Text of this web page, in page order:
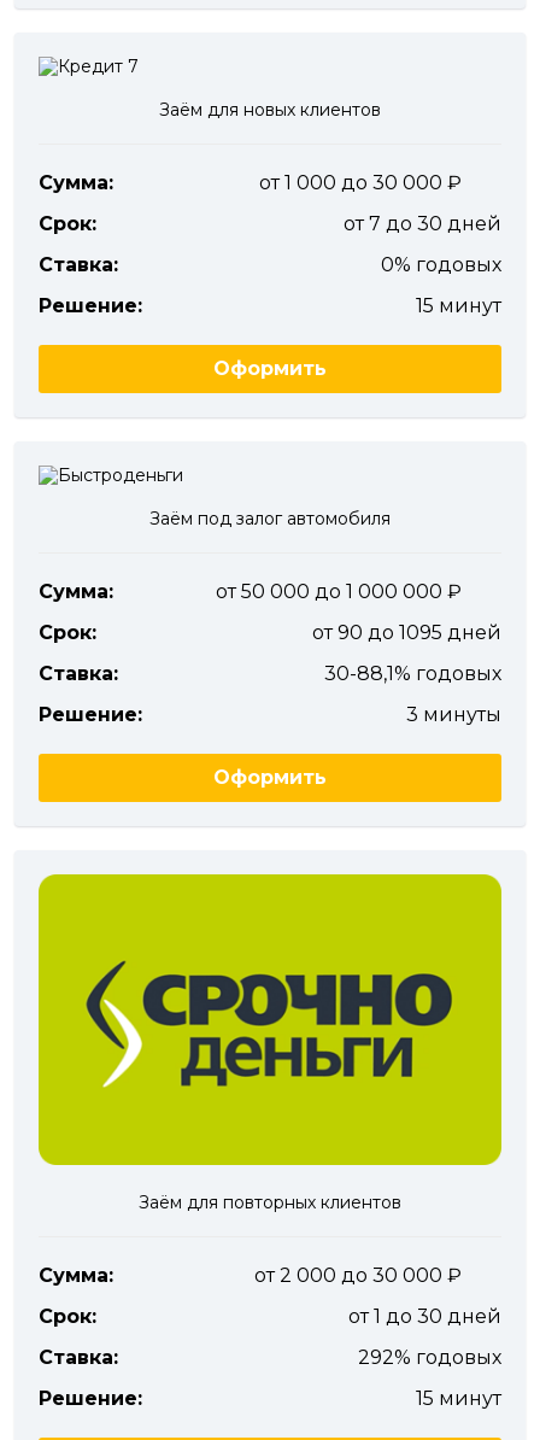
Заём для новых клиентов
Сумма:
от 1 000 до 30 000
Срок:
от 7 до 30 дней
Ставка:
0% годовых
Решение:
15 минут
Оформить
Заём под залог автомобиля
Сумма:
от 50 000 до 1 000 000
Срок:
от 90 до 1095 дней
Ставка:
30-88,1% годовых
Решение:
3 минуты
Оформить
Заём для повторных клиентов
Сумма:
от 2 000 до 30 000
Срок:
от 1 до 30 дней
Ставка:
292% годовых
Решение:
15 минут